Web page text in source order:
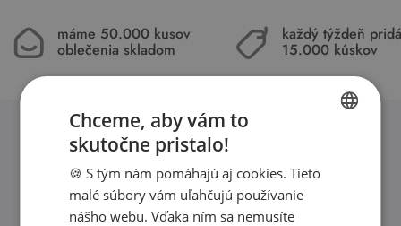
máme 50.000 kusov
oblečenia skladom
každý týždeň
15.000 kúskov
Obľúbené značky second hand
oblečenia
ENGLISH
Chceme, aby vám to
skutočne pristalo!
🍪 S tým nám pomáhajú aj cookies. Tieto
malé súbory vám uľahčujú používanie
nášho webu. Vďaka ním sa nemusíte